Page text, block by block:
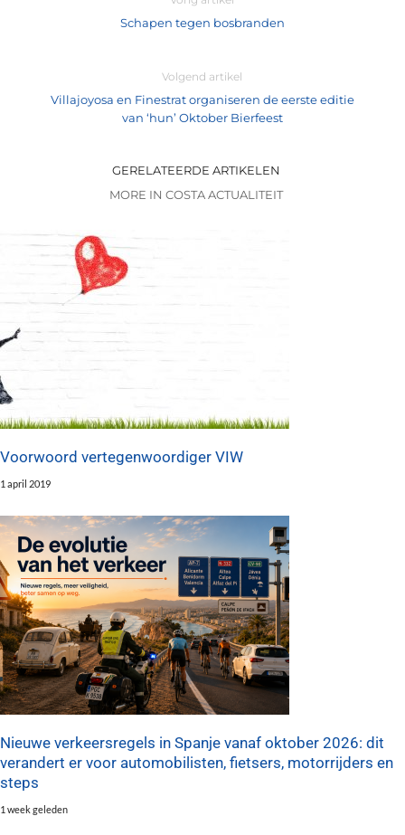
Schapen tegen bosbranden
Volgend artikel
Villajoyosa en Finestrat organiseren de eerste editie
van ‘hun’ Oktober Bierfeest
GERELATEERDE ARTIKELEN
MORE IN COSTA ACTUALITEIT
Voorwoord vertegenwoordiger VIW
1 april 2019
Nieuwe verkeersregels in Spanje vanaf oktober 2026: dit
verandert er voor automobilisten, fietsers, motorrijders en
steps
1 week geleden